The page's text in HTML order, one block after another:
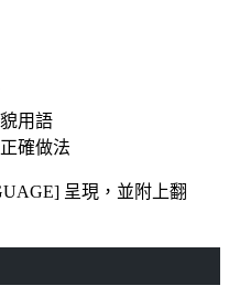
用語
確做法
呈現，並附上翻